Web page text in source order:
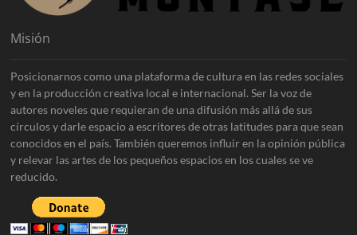
Misión
Posicionarnos como una plataforma de cultura en las redes sociales
y en la producción creativa local e internacional. Ser la voz de
autores noveles que requieran de una difusión más allá de sus
círculos y darle espacio a escritores de otras latitudes para que sean
conocidos en el país. También queremos influir en la opinión pública
y relevar las artes de los pequeños espacios en los cuales se ve
reducido.